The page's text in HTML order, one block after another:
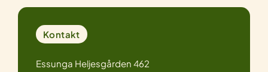
Kontakt
Essunga Heljesgården 462